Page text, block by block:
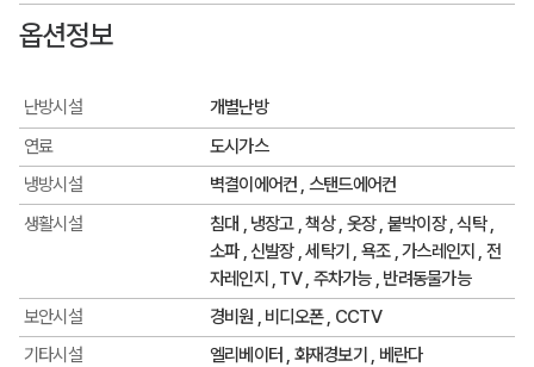
옵션정보
난방시설
개별난방
연료
도시가스
냉방시설
벽결이에어컨 , 스탠드에어컨
생활시설
침대 , 냉장고 , 책상 , 옷장 , 붙박이장 , 식탁 ,
소파 , 신발장 , 세탁기 , 욕조 , 가스레인지 , 전
자레인지 , TV , 주차가능 , 반려동물가능
보안시설
경비원 , 비디오폰 , CCTV
기타시설
엘리베이터 , 화재경보기 , 베란다